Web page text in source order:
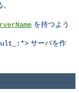
を持つよう
サーバを作